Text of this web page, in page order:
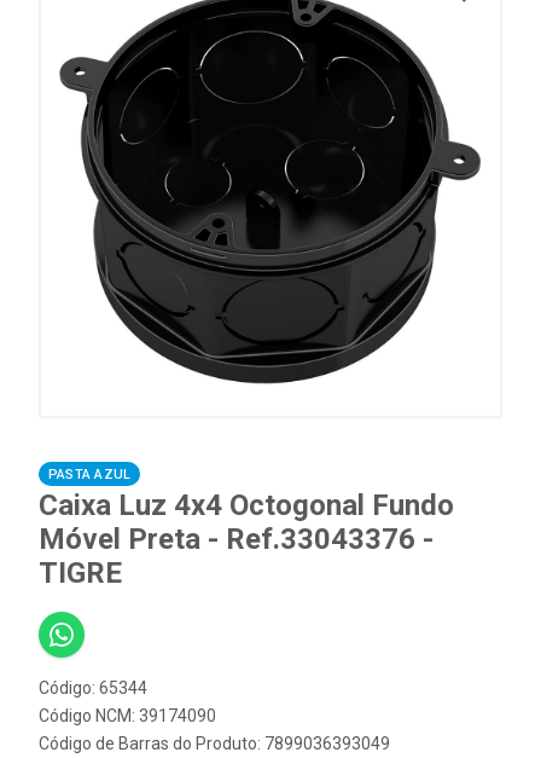
PASTA AZUL
Caixa Luz 4x4 Octogonal Fundo
Móvel Preta - Ref.33043376 -
TIGRE
Código: 65344
Código NCM: 39174090
Código de Barras do Produto: 7899036393049